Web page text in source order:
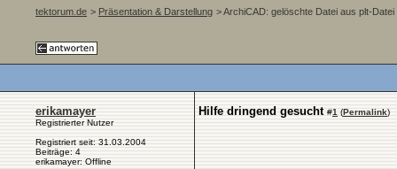
tektorum.de > Präsentation & Darstellung > ArchiCAD: gelöschte Datei aus plt-
erikamayer
Registrierter Nutzer
Registriert seit: 31.03.2004
Beiträge: 4
erikamayer: Offline
Hilfe dringend gesucht #1 (Permalink)